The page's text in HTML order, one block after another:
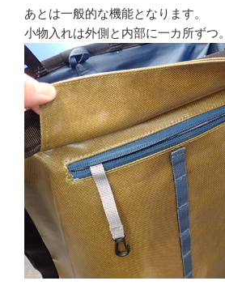
あとは一般的な機能となります。
小物入れは外側と内部に一カ所ずつ。